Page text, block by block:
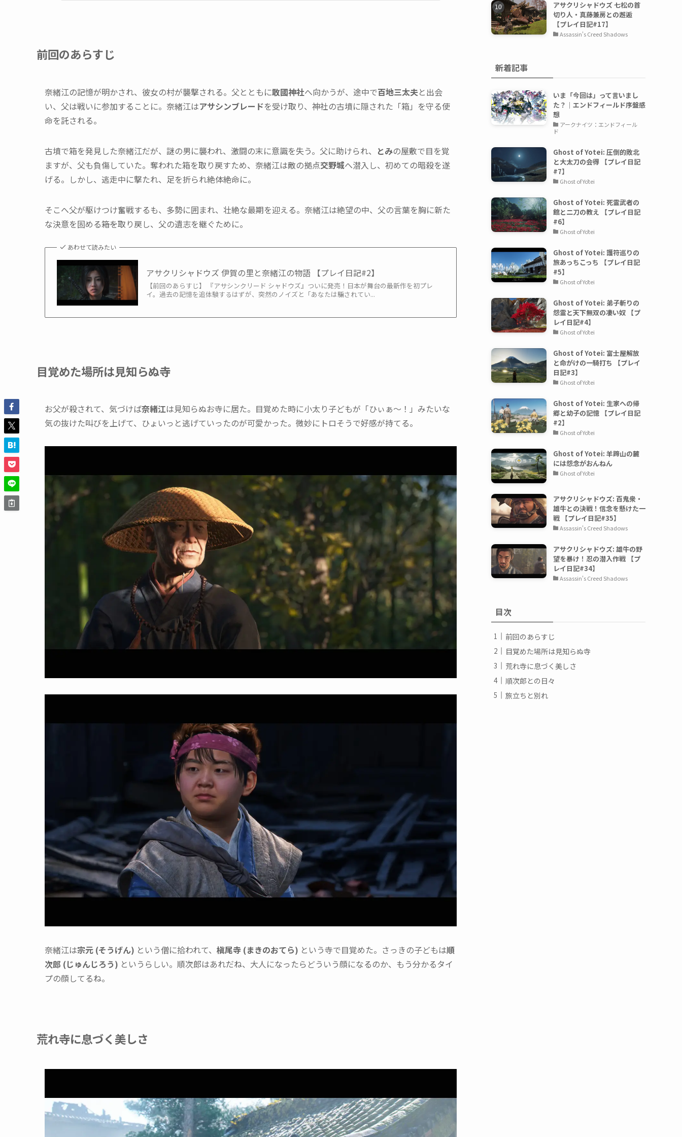
前回のあらすじ
奈緒江の記憶が明かされ、彼女の村が襲撃される。父とともに敢國神社へ向かうが、途中で百地三太夫と出会
い、父は戦いに参加することに。奈緒江はアサシンブレードを受け取り、神社の古墳に隠された「箱」を守る使
命を託される。
古墳で箱を発見した奈緒江だが、謎の男に襲われ、激闘の末に意識を失う。父に助けられ、 とみの屋敷で目を覚
ますが、父も負傷していた。奪われた箱を取り戻すため、奈緒江は敵の拠点交野城へ潜入し、初めての暗殺を遂
げる。しかし、逃走中に撃たれ、足を折られ絶体絶命に。
そこへ父が駆けつけ奮戦するも、多勢に囲まれ、壮絶な最期を迎える。奈緒江は絶望の中、父の言葉を胸に新た
な決意を固める――箱を取り戻し、父の遺志を継ぐために。
あわせて読みたい
アサクリシャドウズ 伊賀の里と奈緒江の物語 【プレイ日記#2】
【前回のあらすじ】 『アサシンクリード シャドウズ』ついに発売！日本が舞台の最新作を初プレ
イ。過去の記憶を追体験するはずが、突然のノイズと「あなたは騙されてい...
目覚めた場所は見知らぬ寺
お父が殺されて、気づけば奈緒江は見知らぬお寺に居た。目覚めた時に小太り子どもが「ひぃぁ～！」みたいな
気の抜けた叫びを上げて、ひょいっと逃げていったのが可愛かった。微妙にトロそうで好感が持てる。
奈緒江は宗元 (そうげん) という僧に拾われて、 槇尾寺 (まきのおてら) という寺で目覚めた。さっきの子どもは順
次郎 (じゅんじろう) というらしい。順次郎はあれだね、大人になったらどういう顔になるのか、もう分かるタイ
プの顔してるね。
荒れ寺に息づく美しさ
アサクリシャドウズ 七松の首
切り人・真藤兼房との邂逅
【プレイ日記#17】
Assassin's Creed Shadows
新着記事
いま「今回は」って言いまし
た？｜エンドフィールド序盤感
想
アークナイツ：エンドフィール
ド
Ghost of Yotei: 圧倒的敗北
と大太刀の会得 【プレイ日記
#7】
Ghost of Yōtei
Ghost of Yotei: 死霊武者の
館と二刀の教え 【プレイ日記
#6】
Ghost of Yōtei
Ghost of Yotei: 護符巡りの
旅あっちこっち 【プレイ日記
#5】
Ghost of Yōtei
Ghost of Yotei: 弟子斬りの
怨霊と天下無双の凄い奴 【プ
レイ日記#4】
Ghost of Yōtei
Ghost of Yotei: 富士屋解放
と命がけの一騎打ち 【プレイ
日記#3】
Ghost of Yōtei
Ghost of Yotei: 生家への帰
郷と幼子の記憶 【プレイ日記
#2】
Ghost of Yōtei
Ghost of Yotei: 羊蹄山の麓
には怨念がおんねん
Ghost of Yōtei
アサクリシャドウズ: 百鬼衆・
雄牛との決戦！信念を懸けた一
戦 【プレイ日記#35】
Assassin's Creed Shadows
アサクリシャドウズ: 雄牛の野
望を暴け！忍の潜入作戦 【プ
レイ日記#34】
Assassin's Creed Shadows
目次
前回のあらすじ
目覚めた場所は見知らぬ寺
荒れ寺に息づく美しさ
順次郎との日々
旅立ちと別れ